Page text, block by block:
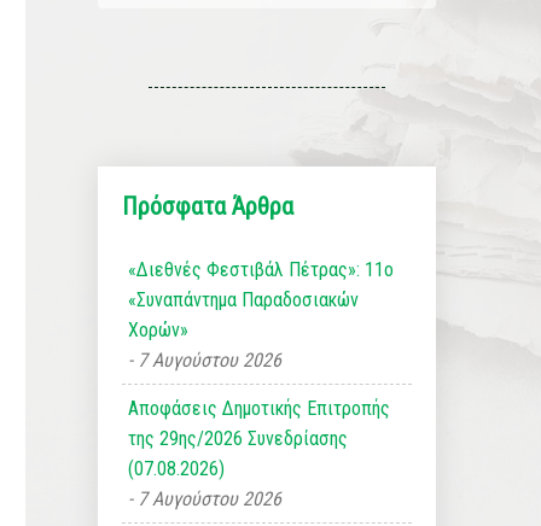
Πρόσφατα Άρθρα
«Διεθνές Φεστιβάλ Πέτρας»: 11ο
«Συναπάντημα Παραδοσιακών
Χορών»
7 Αυγούστου 2026
Αποφάσεις Δημοτικής Επιτροπής
της 29ης/2026 Συνεδρίασης
(07.08.2026)
7 Αυγούστου 2026